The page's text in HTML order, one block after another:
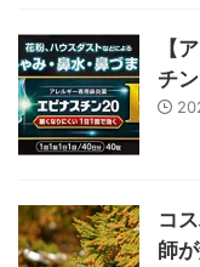
【
チ
コ
師